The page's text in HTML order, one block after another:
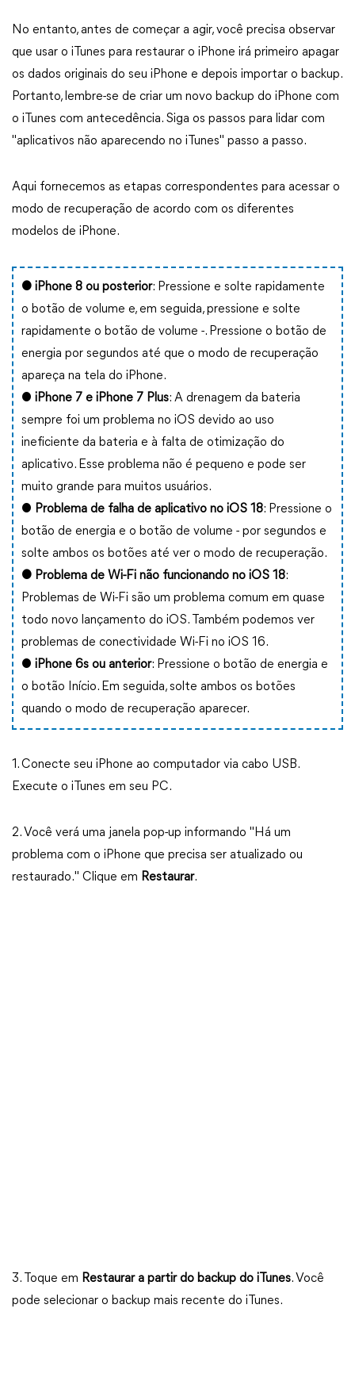
No entanto, antes de começar a agir, você precisa observar
que usar o iTunes para restaurar o iPhone irá primeiro apagar
os dados originais do seu iPhone e depois importar o backup.
Portanto, lembre-se de criar um novo backup do iPhone com
o iTunes com antecedência. Siga os passos para lidar com
"aplicativos não aparecendo no iTunes" passo a passo.
Aqui fornecemos as etapas correspondentes para acessar o
modo de recuperação de acordo com os diferentes
modelos de iPhone.
● iPhone 8 ou posterior: Pressione e solte rapidamente
o botão de volume e, em seguida, pressione e solte
rapidamente o botão de volume -. Pressione o botão de
energia por segundos até que o modo de recuperação
apareça na tela do iPhone.
● iPhone 7 e iPhone 7 Plus: A drenagem da bateria
sempre foi um problema no iOS devido ao uso
ineficiente da bateria e à falta de otimização do
aplicativo. Esse problema não é pequeno e pode ser
muito grande para muitos usuários.
● Problema de falha de aplicativo no iOS 18: Pressione o
botão de energia e o botão de volume - por segundos e
solte ambos os botões até ver o modo de recuperação.
● Problema de Wi-Fi não funcionando no iOS 18:
Problemas de Wi-Fi são um problema comum em quase
todo novo lançamento do iOS. Também podemos ver
problemas de conectividade Wi-Fi no iOS 16.
● iPhone 6s ou anterior: Pressione o botão de energia e
o botão Início. Em seguida, solte ambos os botões
quando o modo de recuperação aparecer.
1. Conecte seu iPhone ao computador via cabo USB.
Execute o iTunes em seu PC.
2. Você verá uma janela pop-up informando "Há um
problema com o iPhone que precisa ser atualizado ou
restaurado." Clique em Restaurar.
3. Toque em Restaurar a partir do backup do iTunes. Você
pode selecionar o backup mais recente do iTunes.